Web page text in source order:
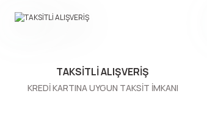
Ürün bilgilerinde hatalar bulunuyor.
TAKSİTLİ ALIŞVERİŞ
KREDİ KARTINA UYGUN TAKSİT İMKANI